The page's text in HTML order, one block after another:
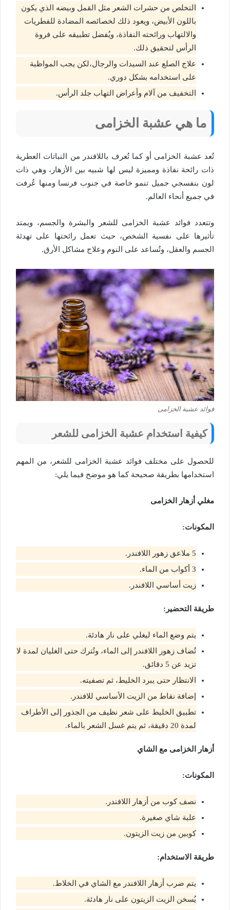
التخلص من حشرات الشعر مثل القمل وبيضه الذي يكون
باللون الأبيض، ويعود ذلك لخصائصه المضادة للفطريات
والالتهاب ورائحته النفاذة، ويُفضل تطبيقه على فروة
الرأس لتحقيق ذلك.
علاج الصلع عند السيدات والرجال،لكن يجب المواظبة
على استخدامه بشكل دوري.
التخفيف من آلام وأعراض التهاب جلد الرأس.
ما هي عشبة الخزامى
تُعد عشبة الخزامى أو كما تُعرف باللافندر من النباتات العطرية
ذات رائحة نفاذة ومميزة ليس لها شبيه بين الأزهار، وهي ذات
لون بنفسجي جميل تنمو خاصة في جنوب فرنسا ومنها عُرفت
في جميع أنحاء العالم.
وتتعدد فوائد عشبة الخزامى للشعر والبشرة والجسم، ويمتد
تأثيرها على نفسية الشخص، حيث تعمل رائحتها على تهدئة
الجسم والعقل، وتُساعد على النوم وعلاج مشاكل الأرق.
فوائد عشبة الخزامى
كيفية استخدام عشبة الخزامى للشعر
للحصول على مختلف فوائد عشبة الخزامى للشعر، من المهم
استخدامها بطريقة صحيحة كما هو موضح فيما يلي:
مغلي أزهار الخزامى
المكونات:
5 ملاعق زهور اللافندر.
3 أكواب من الماء.
زيت أساسي اللافندر.
طريقة التحضير:
يتم وضع الماء ليغلي على نار هادئة.
تُضاف زهور اللافندر إلى الماء، وتُترك حتى الغليان لمدة لا
تزيد عن 5 دقائق.
الانتظار حتى يبرد الخليط، ثم تصفيته.
إضافة نقاط من الزيت الأساسي للافندر.
تطبيق الخليط على شعر نظيف من الجذور إلى الأطراف
لمدة 20 دقيقة، ثم يتم غسل الشعر بالماء.
أزهار الخزامى مع الشاي
المكونات:
نصف كوب من أزهار اللافندر.
علبة شاي صغيرة.
كوبين من زيت الزيتون.
طريقة الاستخدام:
يتم ضرب أزهار اللافندر مع الشاي في الخلاط.
يُسخن الزيت الزيتون على نار هادئة.